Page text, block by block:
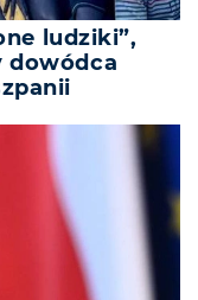
ludziki”,
dowódca